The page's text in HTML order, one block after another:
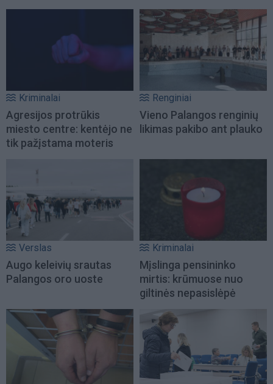
Kriminalai
Agresijos protrūkis
miesto centre: kentėjo ne
tik pažįstama moteris
Renginiai
Vieno Palangos renginių
likimas pakibo ant plauko
Verslas
Augo keleivių srautas
Palangos oro uoste
Kriminalai
Mįslinga pensininko
mirtis: krūmuose nuo
giltinės nepasislėpė